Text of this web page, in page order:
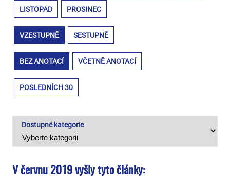
LISTOPAD PROSINEC
VZESTUPNĚ SESTUPNĚ
BEZ ANOTACÍ VČETNĚ ANOTACÍ
POSLEDNÍCH 30
Dostupné kategorie
V červnu 2019 vyšly tyto články: